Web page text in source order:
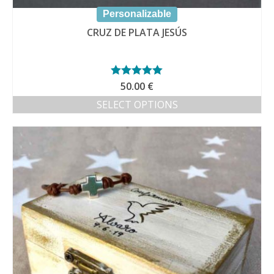
Personalizable
CRUZ DE PLATA JESÚS
Valorado con
5.00de 5
50.00 €
SELECT OPTIONS